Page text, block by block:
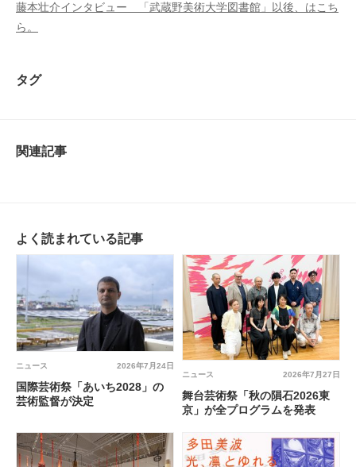
藤本壮介インタビュー 「武蔵野美術大学図書館」以後、はこち
ら。
タグ
関連記事
よく読まれている記事
2026年7月24日
ニュース
国際芸術祭「あいち2028」の
芸術監督が決定
2026年7月27日
ニュース
舞台芸術祭「秋の隕石2026東
京」が全プログラムを発表